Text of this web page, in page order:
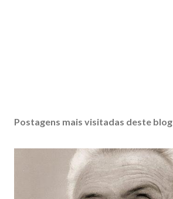
Postagens mais visitadas deste blog